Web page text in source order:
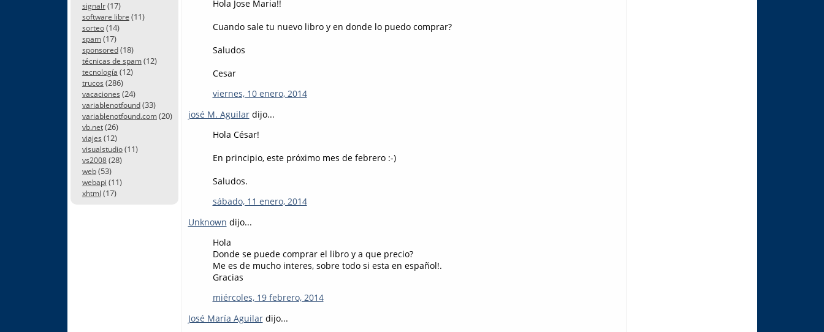
signalr(17)
software libre (11)
sorteo(14)
spam(17)
sponsored(18)
técnicas de spam(12)
tecnología (12)
trucos (286)
vacaciones (24)
variablenotfound(33)
variablenotfound.com(20)
vb.net(26)
viajes (12)
visualstudio(11)
vs2008(28)
web(53)
webapi (11)
xhtml (17)
Hola Jose Maria!!
Cuando sale tu nuevo libro y en donde lo puedo comprar?
Saludos
Cesar
viernes, 10 enero, 2014
josé M. Aguilardijo...
Hola César!
En principio, este próximo mes de febrero :-)
Saludos.
sábado, 11 enero, 2014
Unknown dijo...
Hola
Donde se puede comprar el libro y a que precio?
Me es de mucho interes, sobre todo si esta en español!.
Gracias
miércoles, 19 febrero, 2014
José María Aguilardijo...